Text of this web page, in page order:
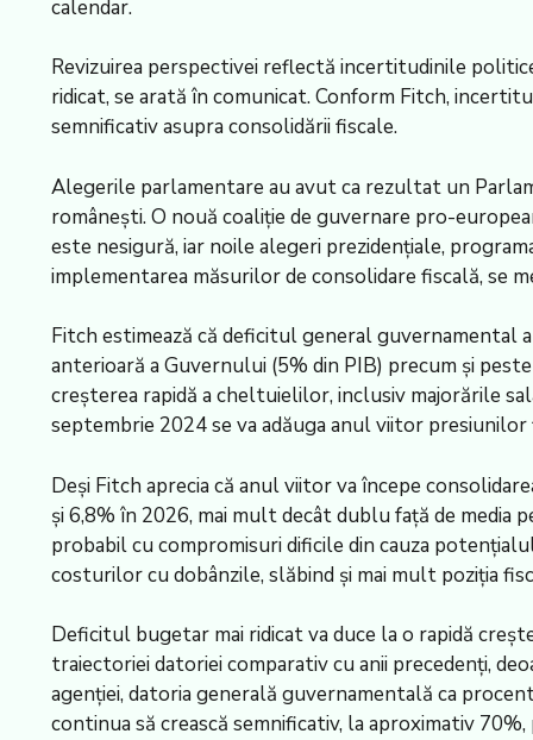
calendar.
Revizuirea perspectivei reflectă incertitudinile
ridicat, se arată în comunicat. Conform Fitch,
semnificativ asupra consolidării fiscale.
Alegerile parlamentare au avut ca rezultat un
româneşti. O nouă coaliţie de guvernare pro-
este nesigură, iar noile alegeri prezidenţiale,
implementarea măsurilor de consolidare fiscală, se
Fitch estimează că deficitul general guvernamental
anterioară a Guvernului (5% din PIB) precum şi
creşterea rapidă a cheltuielilor, inclusiv majorările
septembrie 2024 se va adăuga anul viitor presiunilor
Deşi Fitch aprecia că anul viitor va începe
şi 6,8% în 2026, mai mult decât dublu faţă de media
probabil cu compromisuri dificile din cauza
costurilor cu dobânzile, slăbind şi mai mult poziţia
Deficitul bugetar mai ridicat va duce la o rapidă
traiectoriei datoriei comparativ cu anii precedenţi,
agenţiei, datoria generală guvernamentală ca
continua să crească semnificativ, la aproximativ 70%,